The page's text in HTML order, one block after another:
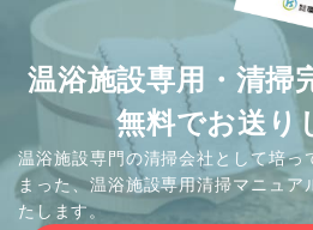
温浴施設専用・清掃
無料でお送り
温浴施設専門の清掃会社として培っ
まった、温浴施設専用清掃マニュア
たします。